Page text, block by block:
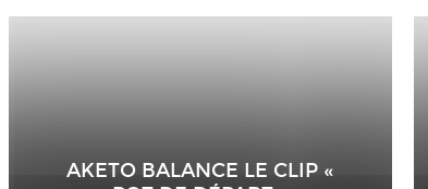
AKETO BALANCE LE CLIP «